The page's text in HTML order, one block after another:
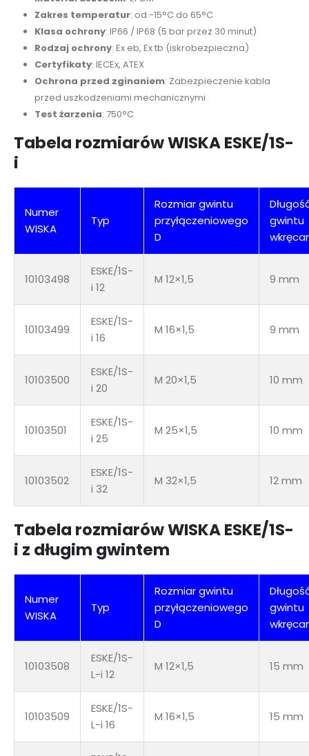
Zakres temperatur: od -15°C do 65°C
Klasa ochrony: IP66 / IP68 (5 bar przez 30 minut)
Rodzaj ochrony: Ex eb, Ex tb (iskrobezpieczna)
Certyfikaty: IECEx, ATEX
Ochrona przed zginaniem: Zabezpieczenie kabla
przed uszkodzeniami mechanicznymi
Test żarzenia: 750°C
Tabela rozmiarów WISKA ESKE/1S-
i
Numer
WISKA
Typ
Rozmiar gwintu
przyłączeniowego
D
gwintu
10103498
ESKE/1S-
i 12
M 12×1,5 9 mm
10103499
ESKE/1S-
i 16
M 16×1,5 9 mm
10103500
ESKE/1S-
i 20
M 20×1,5 10 mm
10103501
ESKE/1S-
i 25
M 25×1,5 10 mm
10103502
ESKE/1S-
i 32
M 32×1,5 12 mm
Tabela rozmiarów WISKA ESKE/1S-
i z długim gwintem
Numer
WISKA
Typ
Rozmiar gwintu
przyłączeniowego
D
gwintu
10103508
ESKE/1S-
L-i 12
M 12×1,5 15 mm
10103509
ESKE/1S-
L-i 16
M 16×1,5 15 mm